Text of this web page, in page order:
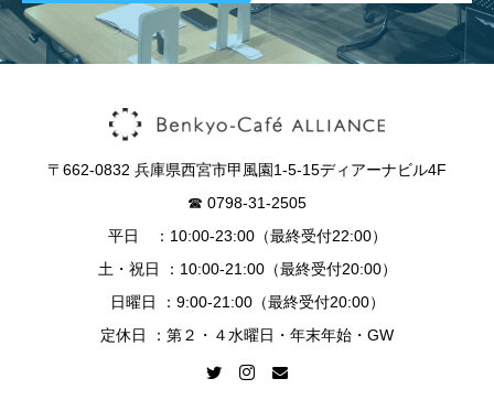
〒662-0832 兵庫県西宮市甲風園1-5-15ディアーナビル4F
☎︎ 0798-31-2505
平日 ：10:00-23:00（最終受付22:00）
土・祝日 ：10:00-21:00（最終受付20:00）
日曜日 ：9:00-21:00（最終受付20:00）
定休日 ：第２・４水曜日・年末年始・GW